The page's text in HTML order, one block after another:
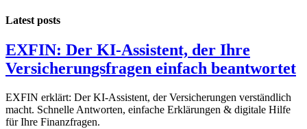
Latest posts
EXFIN: Der KI-Assistent, der Ihre
Versicherungsfragen einfach beantwortet
EXFIN erklärt: Der KI-Assistent, der Versicherungen verständlich
macht. Schnelle Antworten, einfache Erklärungen & digitale Hilfe
für Ihre Finanzfragen.